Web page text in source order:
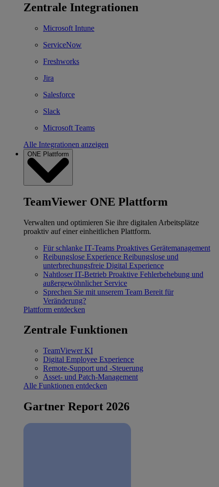
Zentrale Integrationen
Microsoft Intune
ServiceNow
Freshworks
Jira
Salesforce
Slack
Microsoft Teams
Alle Integrationen anzeigen
ONE Plattform
TeamViewer ONE Plattform
Verwalten und optimieren Sie ihre digitalen Arbeitsplätze
proaktiv auf einer einheitlichen Plattform.
Für schlanke IT‐Teams Proaktives Gerätemanagement
Reibungslose Experience Reibungslose und
unterbrechungsfreie Digital Experience
Nahtloser IT-Betrieb Proaktive Fehlerbehebung und
außergewöhnlicher Service
Sprechen Sie mit unserem Team Bereit für
Veränderung?
Plattform entdecken
Zentrale Funktionen
TeamViewer KI
Digital Employee Experience
Remote-Support und -Steuerung
Asset- und Patch-Management
Alle Funktionen entdecken
Gartner Report 2026